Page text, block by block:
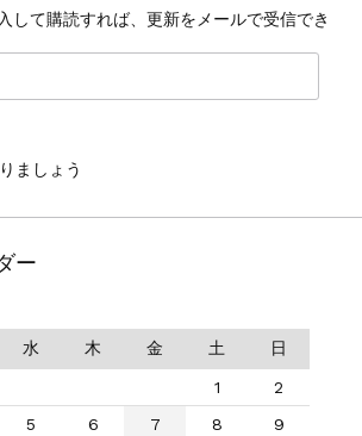
して購読すれば、更新をメールで受信でき
ましょう
ー
水 木 金 土 日
1
2
5 6 7 8
9